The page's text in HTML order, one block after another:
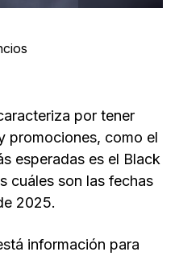
por tener
promociones, como el
esperadas es el Black
cuáles son las fechas
2025.
información para